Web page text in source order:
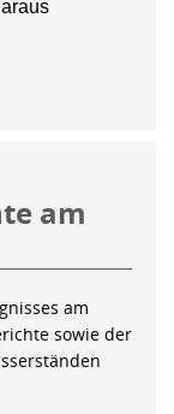
am
am
sowie der